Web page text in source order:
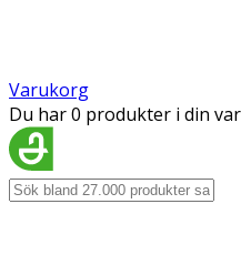
Varukorg
Du har 0 produkter i din